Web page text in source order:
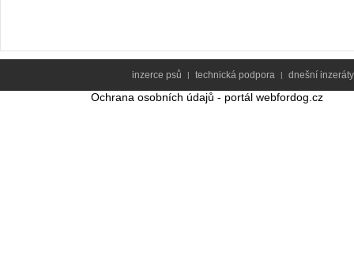
inzerce psů | technická podpora | dnešní inzeráty
Ochrana osobních údajů - portál webfordog.cz